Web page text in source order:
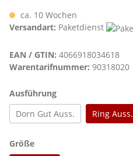
ca. 10 Wochen
Versandart: Paketdienst
EAN / GTIN: 4066918034618
Warentarifnummer: 90318020
Ausführungauswählen
Dorn Gut Auss.
Ring Auss.
Größeauswählen